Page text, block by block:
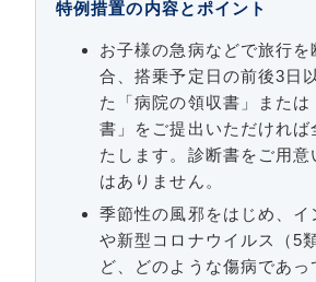
特例措置の内容とポイント
お子様の急病などで旅行を
合、搭乗予定日の前後3日
た「病院の領収書」または
書」をご提出いただければ
たします。診断書をご用意
はありません。
季節性の風邪をはじめ、イ
や新型コロナウイルス（5
ど、どのような傷病であ